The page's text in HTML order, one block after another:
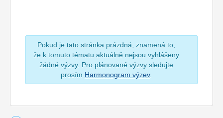
Pokud je tato stránka prázdná, znamená to,
že k tomuto tématu aktuálně nejsou vyhlášeny
žádné výzvy. Pro plánované výzvy sledujte
prosím Harmonogram výzev.